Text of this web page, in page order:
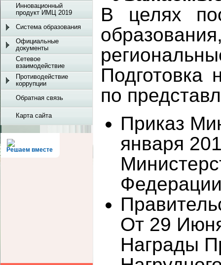
В целях
Подготовка
по
Приказ
января
От 29
Награды
Инновационный
продукт ИМЦ 2019
Система образования
Официальные
документы
Сетевое
взаимодействие
Противодействие
коррупции
Обратная связь
Карта сайта
Решаем вместе